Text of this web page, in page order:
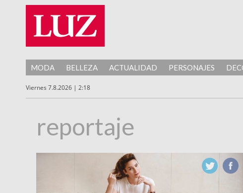
MODA BELLEZA ACTUALIDAD PERSONAJES
Viernes 7.8.2026 | 2:18
reportaje